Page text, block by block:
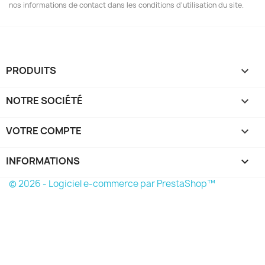
nos informations de contact dans les conditions d'utilisation du site.
PRODUITS 
NOTRE SOCIÉTÉ 
VOTRE COMPTE 
INFORMATIONS keyboard_arrow_down
© 2026 - Logiciel e-commerce par PrestaShop™